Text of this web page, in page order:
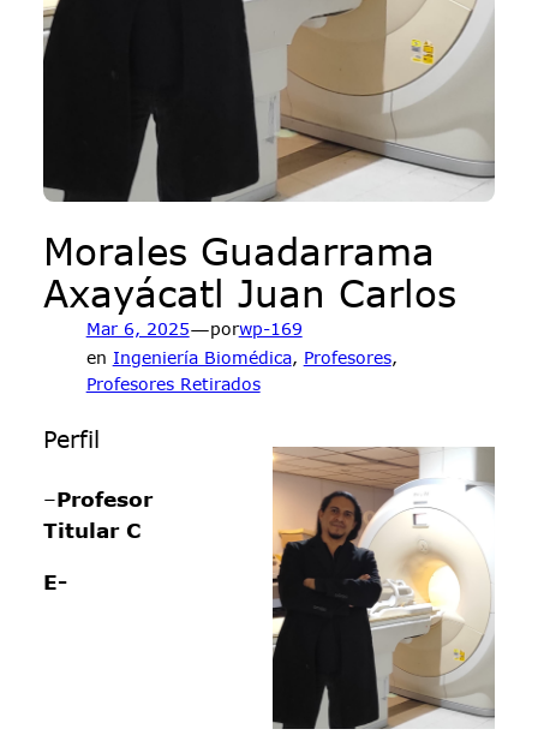
Morales Guadarrama
Axayácatl Juan Carlos
Mar 6, 2025—porwp-169
en Ingeniería Biomédica, Profesores
Profesores Retirados
Perfil
–Profesor
Titular C
E-